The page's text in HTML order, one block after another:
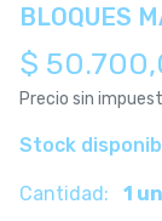
BLOQUES
$
Precio sin
Stock
Cantidad: 1